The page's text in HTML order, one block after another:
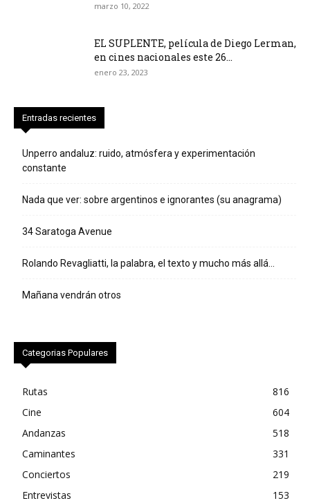
marzo 10, 2022
EL SUPLENTE, película de Diego Lerman,
en cines nacionales este 26...
enero 23, 2023
Entradas recientes
Unperro andaluz: ruido, atmósfera y experimentación
constante
Nada que ver: sobre argentinos e ignorantes (su anagrama)
34 Saratoga Avenue
Rolando Revagliatti, la palabra, el texto y mucho más allá…
Mañana vendrán otros
Categorias Populares
Rutas
816
Cine
604
Andanzas
518
Caminantes
331
Conciertos
219
Entrevistas
153